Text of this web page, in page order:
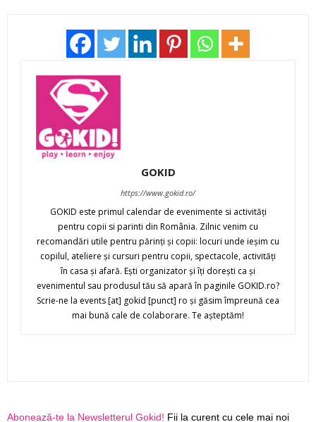
GOKID
https://www.gokid.ro/
GOKID este primul calendar de evenimente si activităţi
pentru copii si parinti din România. Zilnic venim cu
recomandări utile pentru părinţi şi copii: locuri unde ieşim cu
copilul, ateliere şi cursuri pentru copii, spectacole, activităţi
în casa şi afară. Eşti organizator şi îţi doreşti ca şi
evenimentul sau produsul tău să apară în paginile GOKID.ro?
Scrie-ne la events [at] gokid [punct] ro şi găsim împreună cea
mai bună cale de colaborare. Te aşteptăm!
Abonează-te la Newsletterul Gokid! Fii la curent cu cele mai noi